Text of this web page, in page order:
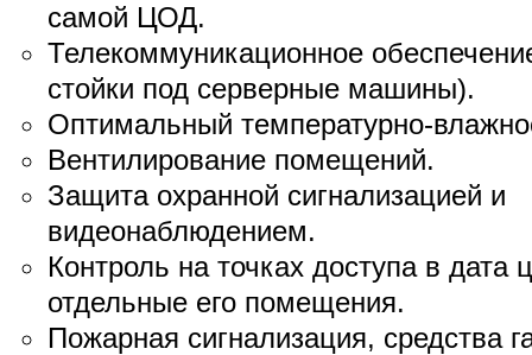
самой ЦОД.
Телекоммуникационное
стойки под серверные машины).
Оптимальный температурно-
Вентилирование помещений.
Защита охранной сигнализацией и
видеонаблюдением.
Контроль на точках доступа в дата
отдельные его помещения.
Пожарная сигнализация, средства